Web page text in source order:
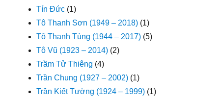
Tín Đức (1)
Tô Thanh Sơn (1949 – 2018) (1)
Tô Thanh Tùng (1944 – 2017) (5)
Tô Vũ (1923 – 2014) (2)
Trầm Tử Thiêng (4)
Trần Chung (1927 – 2002) (1)
Trần Kiết Tường (1924 – 1999) (1)